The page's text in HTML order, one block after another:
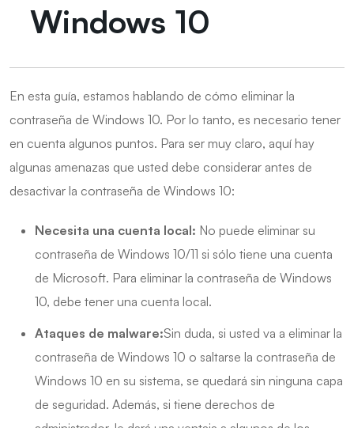
Windows 10
En esta guía, estamos hablando de cómo eliminar la
contraseña de Windows 10. Por lo tanto, es necesario tener
en cuenta algunos puntos. Para ser muy claro, aquí hay
algunas amenazas que usted debe considerar antes de
desactivar la contraseña de Windows 10:
Necesita una cuenta local: No puede eliminar su
contraseña de Windows 10/11 si sólo tiene una cuenta
de Microsoft. Para eliminar la contraseña de Windows
10, debe tener una cuenta local.
Ataques de malware:Sin duda, si usted va a eliminar la
contraseña de Windows 10 o saltarse la contraseña de
Windows 10 en su sistema, se quedará sin ninguna capa
de seguridad. Además, si tiene derechos de